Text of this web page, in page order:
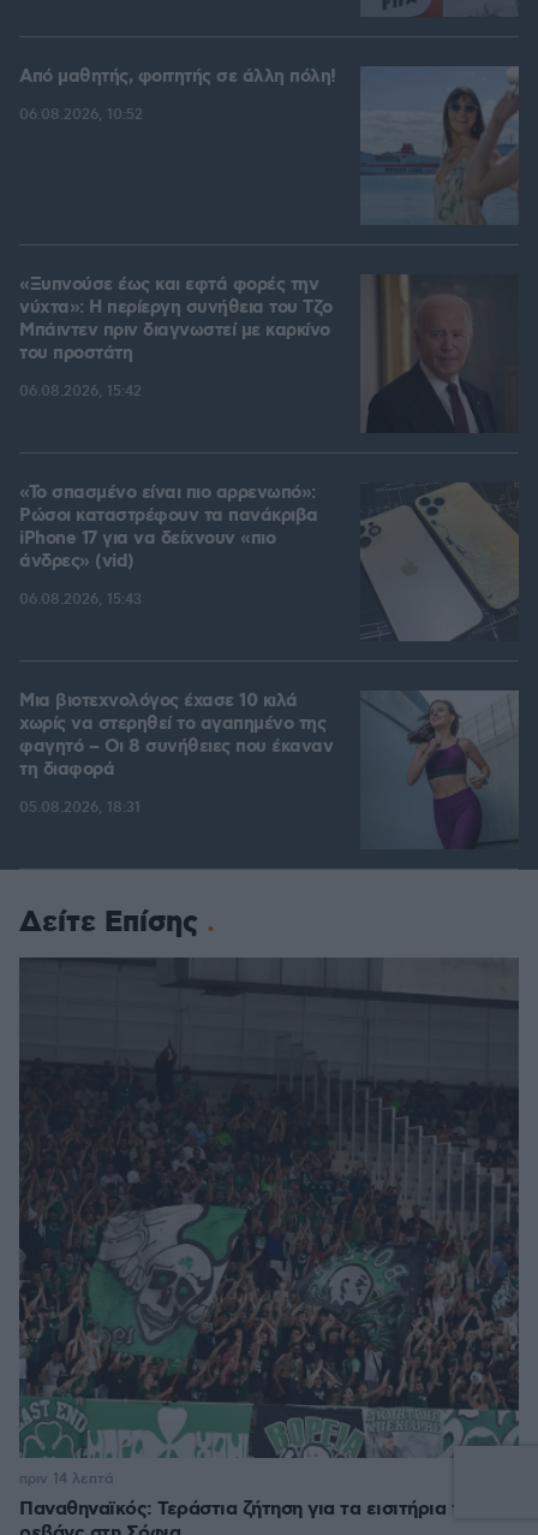
Από μαθητής, φοιτητής σε άλλη πόλη!
06.08.2026, 10:52
«Ξυπνούσε έως και εφτά φορές την
νύχτα»: Η περίεργη συνήθεια του Τζο
Μπάιντεν πριν διαγνωστεί με καρκίνο
του προστάτη
06.08.2026, 15:42
«Το σπασμένο είναι πιο αρρενωπό»:
Ρώσοι καταστρέφουν τα πανάκριβα
iPhone 17 για να δείχνουν «πιο
άνδρες» (vid)
06.08.2026, 15:43
Μια βιοτεχνολόγος έχασε 10 κιλά
χωρίς να στερηθεί το αγαπημένο της
φαγητό – Οι 8 συνήθειες που έκαναν
τη διαφορά
05.08.2026, 18:31
Δείτε Επίσης
Παναθηναϊκός: Τεράστια ζήτηση για τα εισιτήρια της
πριν 14 λεπτά